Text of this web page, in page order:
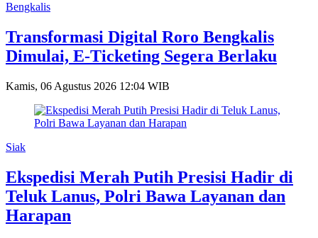
Bengkalis
Transformasi Digital Roro Bengkalis
Dimulai, E-Ticketing Segera Berlaku
Kamis, 06 Agustus 2026 12:04 WIB
Siak
Ekspedisi Merah Putih Presisi Hadir di
Teluk Lanus, Polri Bawa Layanan dan
Harapan